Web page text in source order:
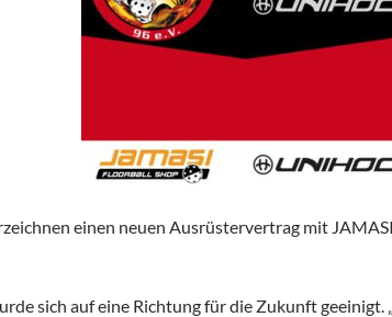
einen neuen Ausrüstervertrag mit
sich auf eine Richtung für die Zukunft